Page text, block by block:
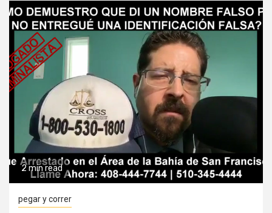
2 min read
pegar y correr